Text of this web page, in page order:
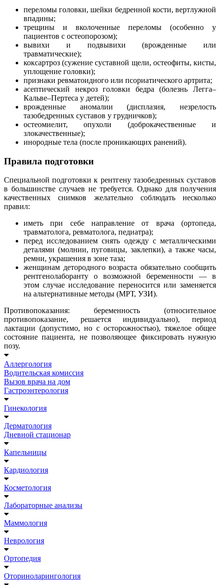
переломы головки, шейки бедренной кости, вертлужной
впадины;
трещины и вколоченные переломы (особенно у
пациентов с остеопорозом);
вывихи и подвывихи (врожденные или
травматические);
коксартроз (сужение суставной щели, остеофиты, кисты,
уплощение головки);
признаки ревматоидного или псориатического артрита;
асептический некроз головки бедра (болезнь Легга–
Кальве–Пертеса у детей);
врожденные аномалии (дисплазия, незрелость
тазобедренных суставов у грудничков);
остеомиелит, опухоли (доброкачественные и
злокачественные);
инородные тела (после проникающих ранений).
Правила подготовки
Специальной подготовки к рентгену тазобедренных суставов
в большинстве случаев не требуется. Однако для получения
качественных снимков желательно соблюдать несколько
правил:
иметь при себе направление от врача (ортопеда,
травматолога, ревматолога, педиатра);
перед исследованием снять одежду с металлическими
деталями (молнии, пуговицы, заклепки), а также часы,
ремни, украшения в зоне таза;
женщинам детородного возраста обязательно сообщить
рентгенолаборанту о возможной беременности — в
этом случае исследование переносится или заменяется
на альтернативные методы (МРТ, УЗИ).
Противопоказания: беременность (относительное
противопоказание, решается индивидуально), период
лактации (допустимо, но с осторожностью), тяжелое общее
состояние пациента, не позволяющее фиксировать нужную
позу.
Аллергология
Водительская комиссия
Вызов врача на дом
Гастроэнтерология
Гинекология
Дерматология
Дневной стационар
Капельницы
Кардиология
Косметология
Лабораторные анализы
Маммология
Неврология
Ортопедия
Оториноларингология